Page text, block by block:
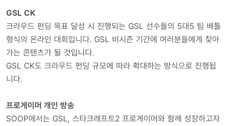
GSL CK
크라우드 펀딩 목표 달성 시 진행되는 GSL 선수들의 5대5 팀 배틀
형식의 온라인 대회입니다. GSL 비시즌 기간에 여러분들에게 찾아
가는 콘텐츠가 될 것입니다.
GSL CK도 크라우드 펀딩 규모에 따라 확대하는 방식으로 진행됩
니다.
프로게이머 개인 방송
SOOP에서는 GSL, 스타크래프트2 프로게이머와 함께 성장하고자